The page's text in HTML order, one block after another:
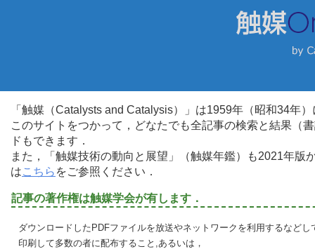
「触媒（Catalysts and Catalysis）」は1959年（昭和34年
このサイトをつかって，どなたでも全記事の検索と結果（
ドもできます．
また，「触媒技術の動向と展望」（触媒年鑑）も2021年
はこちら をご参照ください．
記事の著作権は触媒学会が有します．
ダウンロードしたPDFファイルを放送やネットワークを利用するなど
印刷して多数の者に配布すること,あるいは，